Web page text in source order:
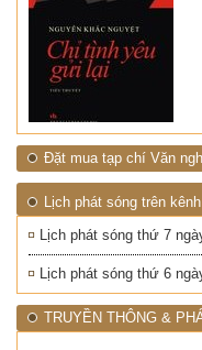
Đặt mua tạp chí Văn
Lịch phát sóng trên kênh
Lịch phát sóng thứ 7
Lịch phát sóng thứ 6
TRUYỀN THÔNG &